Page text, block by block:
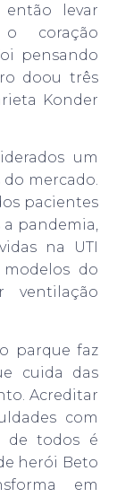
então levar
coração
pensando
doou três
Konder
um
mercado.
pacientes
a pandemia,
na UTI
do
ventilação
parque faz
cuida das
Acreditar
com
de todos é
herói Beto
em